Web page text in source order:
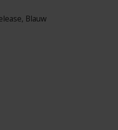
Blauw